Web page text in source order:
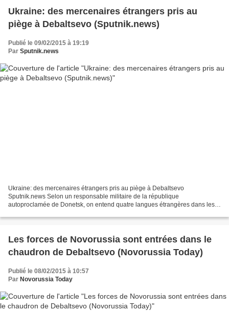
Ukraine: des mercenaires étrangers pris au
piège à Debaltsevo (Sputnik.news)
Publié le 09/02/2015 à 19:19
Par Sputnik.news
Ukraine: des mercenaires étrangers pris au piège à Debaltsevo
Sputnik.news Selon un responsable militaire de la république
autoproclamée de Donetsk, on entend quatre langues étrangères dans les
Les forces de Novorussia sont entrées dans le
chaudron de Debaltsevo (Novorussia Today)
Publié le 08/02/2015 à 10:57
Par Novorussia Today